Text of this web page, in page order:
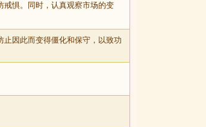
戒惧。同时，认真观察市场的变
因此而变得僵化和保守，以致功